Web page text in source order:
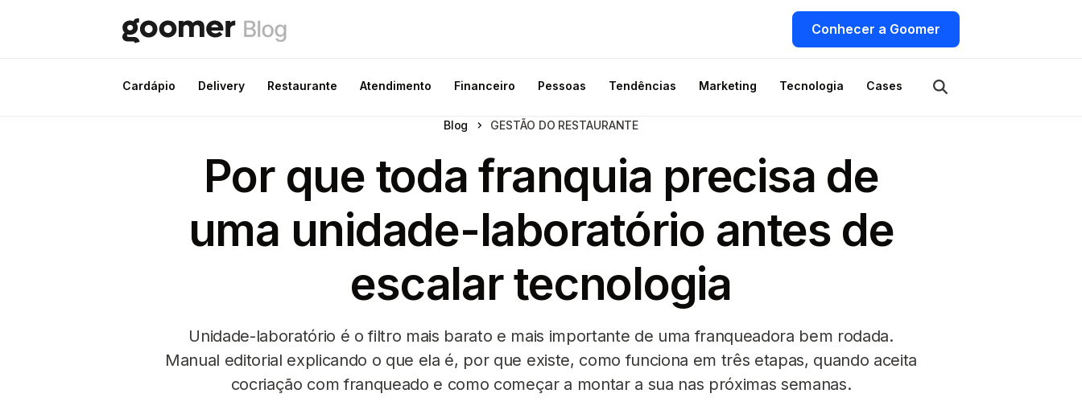
Conhecer a Goomer
Cardápio Delivery Restaurante Atendimento Financeiro Pessoas Tendências Marketing Tecnologia Cases
Blog GESTÃO DO RESTAURANTE
Por que toda franquia precisa de
uma unidade-laboratório antes de
escalar tecnologia
Unidade-laboratório é o filtro mais barato e mais importante de uma franqueadora bem rodada.
Manual editorial explicando o que ela é, por que existe, como funciona em três etapas, quando aceita
cocriação com franqueado e como começar a montar a sua nas próximas semanas.